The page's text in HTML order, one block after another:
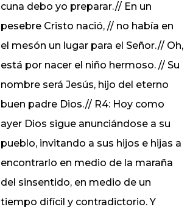
cuna debo yo preparar.// En un
pesebre Cristo nació, // no había en
el mesón un lugar para el Señor.// Oh,
está por nacer el niño hermoso. // Su
nombre será Jesús, hijo del eterno
buen padre Dios.// R4: Hoy como
ayer Dios sigue anunciándose a su
pueblo, invitando a sus hijos e hijas a
encontrarlo en medio de la maraña
del sinsentido, en medio de un
tiempo difícil y contradictorio. Y